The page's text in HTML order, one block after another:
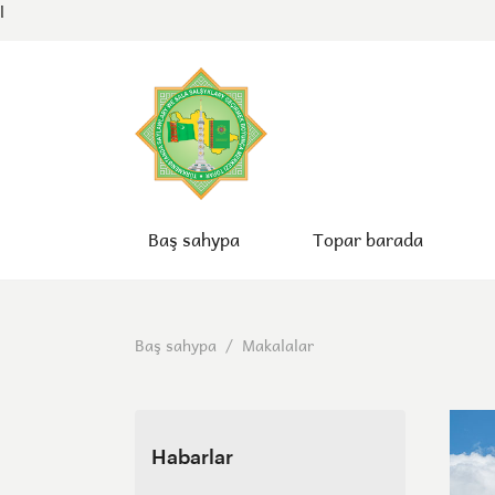
l
Baş sahypa Topar barada
Baş sahypa / Makalalar
Habarlar